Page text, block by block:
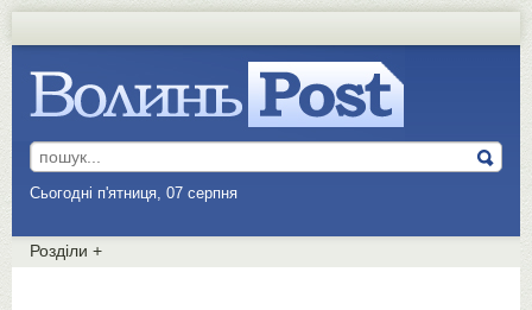
Сьогодні п'ятниця, 07 серпня
Розділи +